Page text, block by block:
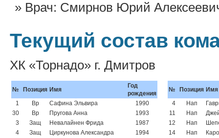
Врач: Смирнов Юрий
Текущий состав
ХК «Торнадо» г. Дмитров
№ Позиция Имя
Год
рождения
1
Вр Сафина Эльвира
1990
30
Вр Пругова Анна
1993
3
Защ Невалайнен Фрида
1987
4
Защ Циркунова Александра
1994
№ Позиция Имя
4
Нап
11
Нап
12
Нап
14
Нап